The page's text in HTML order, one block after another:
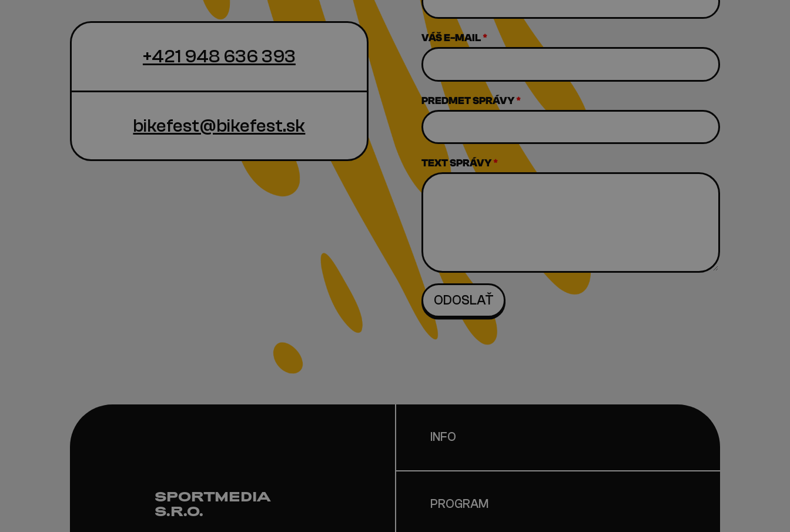
+421 948 636 393
bikefest@bikefest.sk
VÁŠ E-MAIL*
PREDMET SPRÁVY*
TEXT SPRÁVY*
INFO
PROGRAM
SPORTMEDIA
S.R.O.